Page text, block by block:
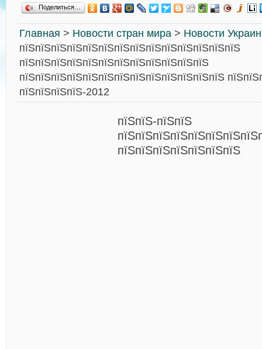
Поделиться…
Главная > Новости стран мира > Новости
пїЅпїЅпїЅпїЅпїЅпїЅпїЅпїЅпїЅпїЅпїЅпїЅпїЅпїЅ
пїЅпїЅпїЅпїЅпїЅпїЅпїЅпїЅпїЅпїЅпїЅпїЅ
пїЅпїЅпїЅпїЅпїЅпїЅпїЅпїЅпїЅпїЅпїЅпїЅпїЅ
пїЅпїЅпїЅпїЅ-2012
пїЅпїЅ-пїЅпїЅ
пїЅпїЅпїЅпїЅпїЅпїЅпїЅ